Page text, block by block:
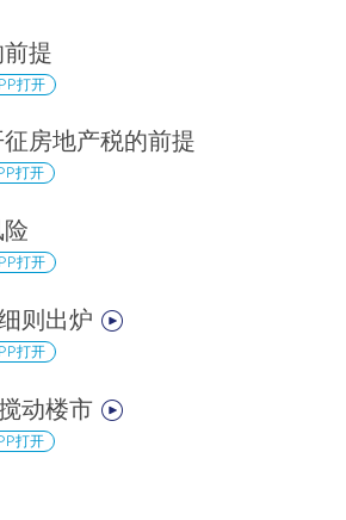
提
打开
征房地产税的前提
打开
打开
则出炉
打开
动楼市
打开